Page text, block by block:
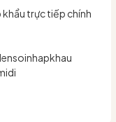
trực tiếp chính